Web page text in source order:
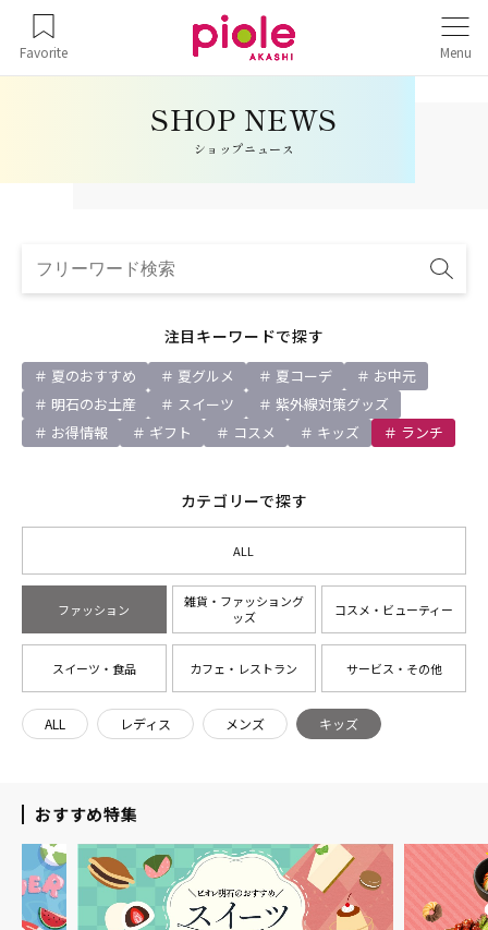
Favorite Menu
ショップニュース
注目キーワードで探す
夏のおすすめ 夏グルメ 夏コーデ
お中元
明石のお土産
スイーツ
紫外線対策グッズ
お得情報
ギフト コスメ キッズ ランチ
カテゴリーで探す
ALL
ファッション
雑貨・ファッショング
ッズ
コスメ・ビューティー
スイーツ・食品 カフェ・レストラン サービス・その他
ALL レディス メンズ キッズ
おすすめ特集